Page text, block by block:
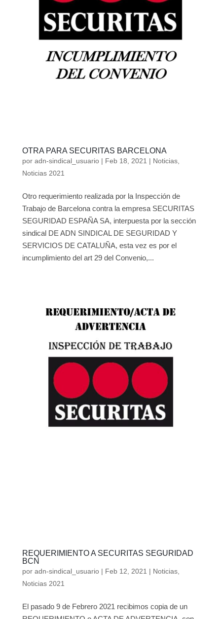
OTRA PARA SECURITAS BARCELONA
por adn-sindical_usuario| Feb 18, 2021 | Noticias,
Noticias 2021
Otro requerimiento realizada por la Inspección de
Trabajo de Barcelona contra la empresa SECURITAS
SEGURIDAD ESPAÑA SA, interpuesta por la sección
sindical DE ADN SINDICAL DE SEGURIDAD Y
SERVICIOS DE CATALUÑA, esta vez es por el
incumplimiento del art 29 del Convenio,...
REQUERIMIENTO A SECURITAS SEGURIDAD
BCN
por adn-sindical_usuario| Feb 12, 2021 | Noticias,
Noticias 2021
El pasado 9 de Febrero 2021 recibimos copia de un